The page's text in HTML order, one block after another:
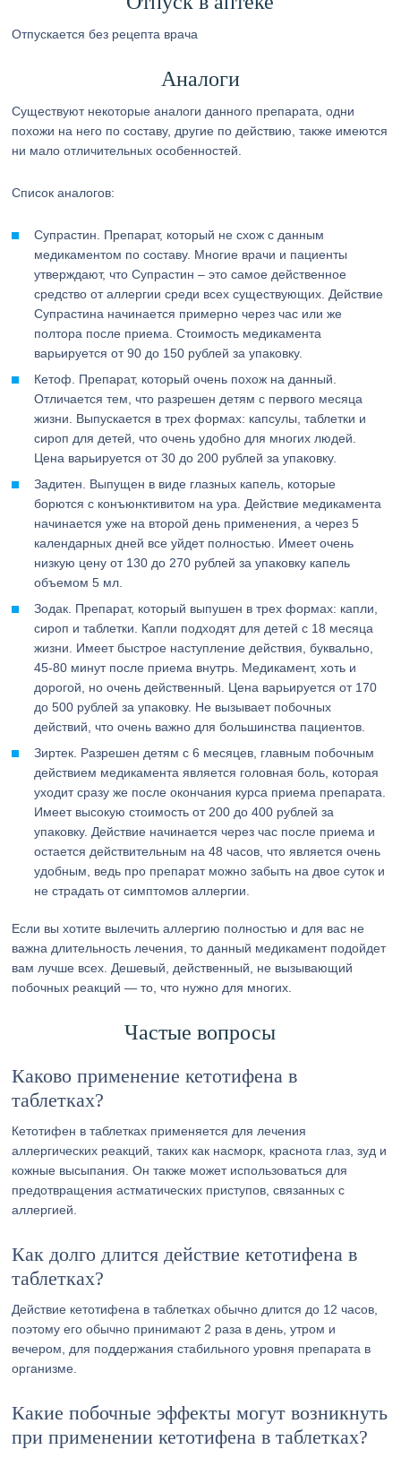
Отпускается без рецепта врача
Аналоги
Существуют некоторые аналоги данного препарата, одни
похожи на него по составу, другие по действию, также имеются
ни мало отличительных особенностей.
Список аналогов:
Супрастин. Препарат, который не схож с данным
медикаментом по составу. Многие врачи и пациенты
утверждают, что Супрастин – это самое действенное
средство от аллергии среди всех существующих. Действие
Супрастина начинается примерно через час или же
полтора после приема. Стоимость медикамента
варьируется от 90 до 150 рублей за упаковку.
Кетоф. Препарат, который очень похож на данный.
Отличается тем, что разрешен детям с первого месяца
жизни. Выпускается в трех формах: капсулы, таблетки и
сироп для детей, что очень удобно для многих людей.
Цена варьируется от 30 до 200 рублей за упаковку.
Задитен. Выпущен в виде глазных капель, которые
борются с конъюнктивитом на ура. Действие медикамента
начинается уже на второй день применения, а через 5
календарных дней все уйдет полностью. Имеет очень
низкую цену от 130 до 270 рублей за упаковку капель
объемом 5 мл.
Зодак. Препарат, который выпушен в трех формах: капли,
сироп и таблетки. Капли подходят для детей с 18 месяца
жизни. Имеет быстрое наступление действия, буквально,
45-80 минут после приема внутрь. Медикамент, хоть и
дорогой, но очень действенный. Цена варьируется от 170
до 500 рублей за упаковку. Не вызывает побочных
действий, что очень важно для большинства пациентов.
Зиртек. Разрешен детям с 6 месяцев, главным побочным
действием медикамента является головная боль, которая
уходит сразу же после окончания курса приема препарата.
Имеет высокую стоимость от 200 до 400 рублей за
упаковку. Действие начинается через час после приема и
остается действительным на 48 часов, что является очень
удобным, ведь про препарат можно забыть на двое суток и
не страдать от симптомов аллергии.
Если вы хотите вылечить аллергию полностью и для вас не
важна длительность лечения, то данный медикамент подойдет
вам лучше всех. Дешевый, действенный, не вызывающий
побочных реакций — то, что нужно для многих.
Частые вопросы
Каково применение кетотифена в
таблетках?
Кетотифен в таблетках применяется для лечения
аллергических реакций, таких как насморк, краснота глаз, зуд и
кожные высыпания. Он также может использоваться для
предотвращения астматических приступов, связанных с
аллергией.
Как долго длится действие кетотифена в
таблетках?
Действие кетотифена в таблетках обычно длится до 12 часов,
поэтому его обычно принимают 2 раза в день, утром и
вечером, для поддержания стабильного уровня препарата в
организме.
Какие побочные эффекты могут возникнуть
при применении кетотифена в таблетках?